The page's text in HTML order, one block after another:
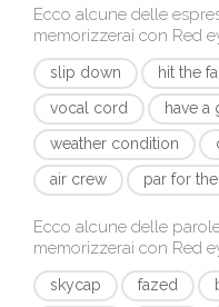
Ecco alcune delle
memorizzerai con Red
slip down hit the
vocal cord
have a
weather condition
air crew
par for
Ecco alcune delle
memorizzerai con Red
skycap fazed